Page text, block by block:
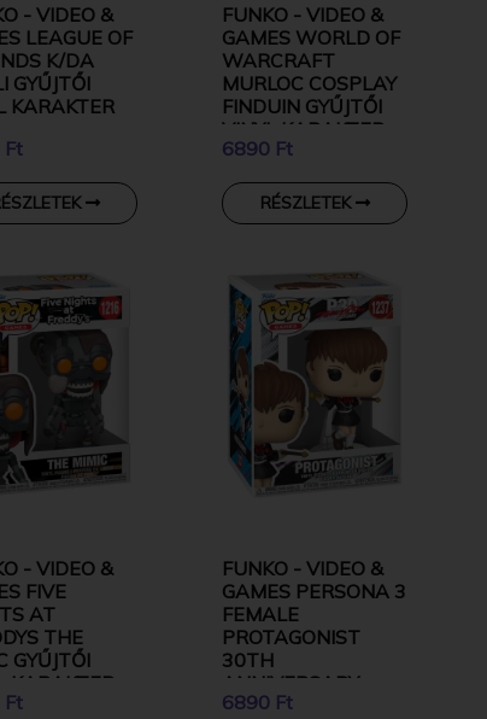
- VIDEO &
LEAGUE OF
K/DA
GYŰJTŐI
KARAKTER
Ft
FUNKO - VIDEO &
GAMES WORLD OF
WARCRAFT
MURLOC COSPLAY
FINDUIN GYŰJTŐI
VINYL KARAKTER
6890 Ft
RÉSZLETEK
- VIDEO &
FIVE
AT
THE
GYŰJTŐI
KARAKTER
Ft
FUNKO - VIDEO &
GAMES PERSONA 3
FEMALE
PROTAGONIST
30TH
ANNIVERSARY
GYŰJTŐI VINYL
6890 Ft